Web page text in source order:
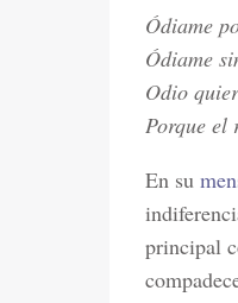
Ódiame
Ódiame
Odio
Porque el
En su
principal